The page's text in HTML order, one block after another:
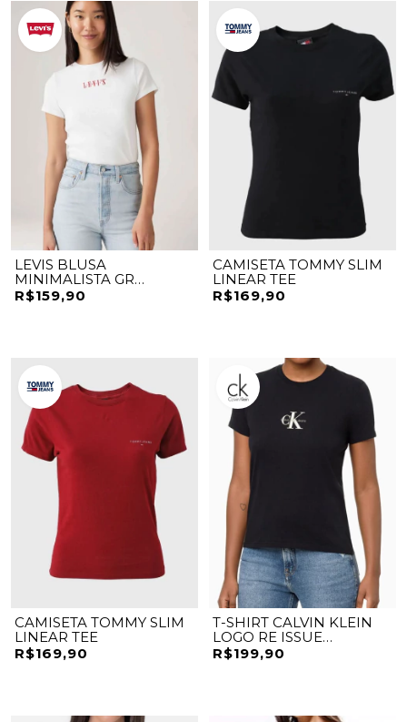
LEVIS BLUSA
MINIMALISTA GR
ESSENTIAL TEE
R$159,90
CAMISETA TOMMY SLIM
LINEAR TEE
R$169,90
CAMISETA TOMMY SLIM
LINEAR TEE
R$169,90
T-SHIRT CALVIN KLEIN
LOGO RE ISSUE
CENTRALIZADO
R$199,90